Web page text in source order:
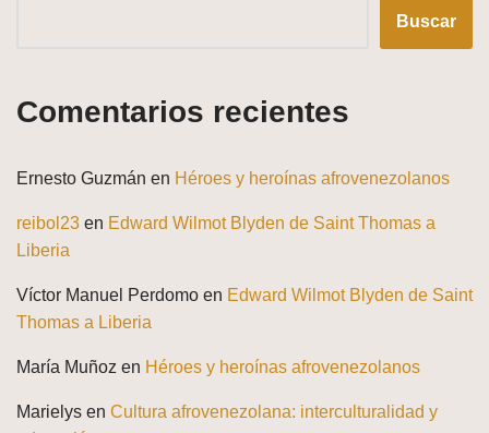
Buscar
Comentarios recientes
Ernesto Guzmán en Héroes y heroínas afrovenezolanos
reibol23 en Edward Wilmot Blyden de Saint Thomas a
Liberia
Víctor Manuel Perdomo en Edward Wilmot Blyden de Saint
Thomas a Liberia
María Muñoz en Héroes y heroínas afrovenezolanos
Marielys en Cultura afrovenezolana: interculturalidad y